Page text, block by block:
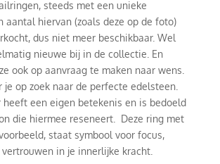
steeds met een unieke
aantal hiervan (zoals deze op de foto)
dus niet meer beschikbaar. Wel
nieuwe bij in de collectie. En
ook op aanvraag te maken naar wens.
je op zoek naar de perfecte edelsteen.
heeft een eigen betekenis en is bedoeld
die hiermee reseneert. Deze ring met
staat symbool voor focus,
in je innerlijke kracht.